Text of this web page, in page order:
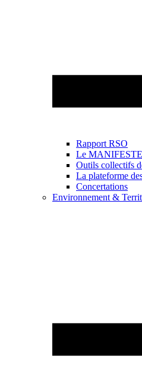
Rapport RSO
Le MANIFESTE
Outils collectifs
La plateforme
Concertations
Environnement &